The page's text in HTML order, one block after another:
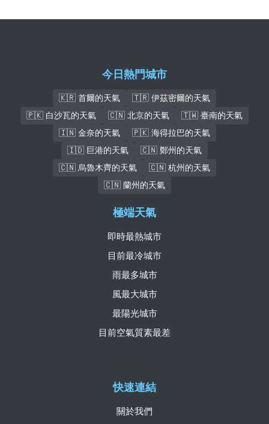
今日熱門城市
🇰🇷 首爾的天氣
🇹🇷 伊茲密爾的天氣
🇵🇰 白沙瓦的天氣
🇨🇳 北京的天氣
🇹🇼 臺南的天氣
🇮🇳 金奈的天氣
🇵🇰 海得拉巴的天氣
🇮🇩 巨港的天氣
🇨🇳 鄭州的天氣
🇨🇳 烏魯木齊的天氣
🇨🇳 杭州的天氣
🇨🇳 蘭州的天氣
快速連結
關於我們
極端天氣
即時最熱城市
目前最冷城市
雨最多城市
風最大城市
最陽光城市
目前空氣質素最差